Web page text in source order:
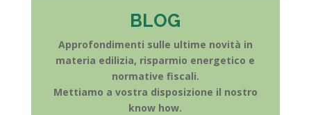
BLOG
Approfondimenti sulle ultime novità in
materia edilizia, risparmio energetico e
normative fiscali.
Mettiamo a vostra disposizione il nostro
know how.